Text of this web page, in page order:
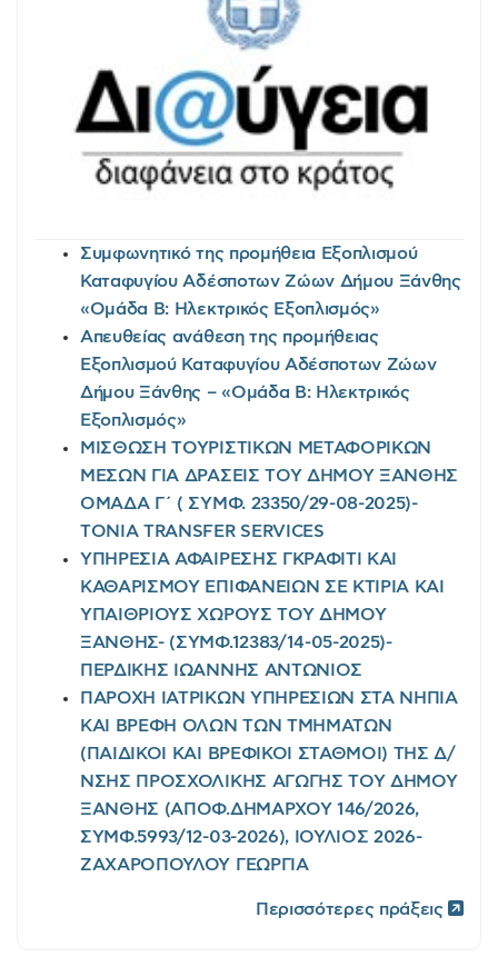
Συμφωνητικό της προμήθεια Εξοπλισμού
Καταφυγίου Αδέσποτων Ζώων Δήμου Ξάνθης
«Ομάδα Β: Ηλεκτρικός Εξοπλισμός»
Απευθείας ανάθεση της προμήθειας
Εξοπλισμού Καταφυγίου Αδέσποτων Ζώων
Δήμου Ξάνθης – «Ομάδα Β: Ηλεκτρικός
Εξοπλισμός»
ΜΙΣΘΩΣΗ ΤΟΥΡΙΣΤΙΚΩΝ ΜΕΤΑΦΟΡΙΚΩΝ
ΜΕΣΩΝ ΓΙΑ ΔΡΑΣΕΙΣ ΤΟΥ ΔΗΜΟΥ ΞΑΝΘΗΣ
ΟΜΑΔΑ Γ΄ ( ΣΥΜΦ. 23350/29-08-2025)-
TONIA TRANSFER SERVICES
ΥΠΗΡΕΣΙΑ ΑΦΑΙΡΕΣΗΣ ΓΚΡΑΦΙΤΙ ΚΑΙ
ΚΑΘΑΡΙΣΜΟΥ ΕΠΙΦΑΝΕΙΩΝ ΣΕ ΚΤΙΡΙΑ ΚΑΙ
ΥΠΑΙΘΡΙΟΥΣ ΧΩΡΟΥΣ ΤΟΥ ΔΗΜΟΥ
ΞΑΝΘΗΣ- (ΣΥΜΦ.12383/14-05-2025)-
ΠΕΡΔΙΚΗΣ ΙΩΑΝΝΗΣ ΑΝΤΩΝΙΟΣ
ΠΑΡΟΧΗ ΙΑΤΡΙΚΩΝ ΥΠΗΡΕΣΙΩΝ ΣΤΑ ΝΗΠΙΑ
ΚΑΙ ΒΡΕΦΗ ΟΛΩΝ ΤΩΝ ΤΜΗΜΑΤΩΝ
(ΠΑΙΔΙΚΟΙ ΚΑΙ ΒΡΕΦΙΚΟΙ ΣΤΑΘΜΟΙ) ΤΗΣ Δ/
ΝΣΗΣ ΠΡΟΣΧΟΛΙΚΗΣ ΑΓΩΓΗΣ ΤΟΥ ΔΗΜΟΥ
ΞΑΝΘΗΣ (ΑΠΟΦ.ΔΗΜΑΡΧΟΥ 146/2026,
ΣΥΜΦ.5993/12-03-2026), ΙΟΥΛΙΟΣ 2026-
ΖΑΧΑΡΟΠΟΥΛΟΥ ΓΕΩΡΓΙΑ
Περισσότερες πράξεις